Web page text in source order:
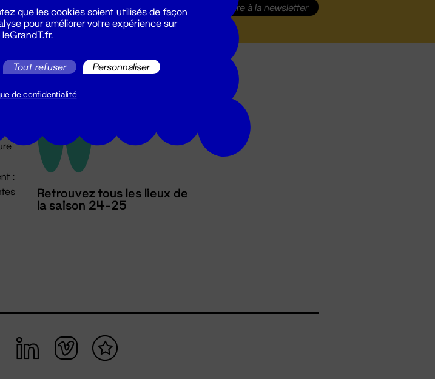
S'inscrire à la newsletter
:
Retrouvez tous les lieux de
la saison 24-25
que les cookies soient utilisés de façon
pour améliorer votre expérience sur
leGrandT.fr.
Tout refuser Personnaliser
de confidentialité